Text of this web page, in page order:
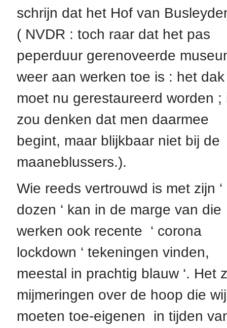
schrijn dat het Hof van
( NVDR : toch raar dat het pas
peperduur gerenoveerde
weer aan werken toe is : het dak
moet nu gerestaureerd worden ;
zou denken dat men daarmee
begint, maar blijkbaar niet bij de
maaneblussers.).
Wie reeds vertrouwd is met zijn ‘
dozen ‘ kan in de marge van die
werken ook recente ‘ corona
lockdown ‘ tekeningen vinden,
meestal in prachtig blauw ‘. Het
mijmeringen over de hoop die
moeten toe-eigenen in tijden